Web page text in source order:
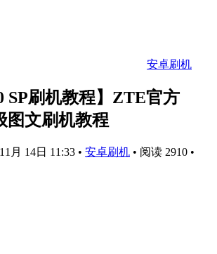
安卓刷机
SP刷机教程】ZTE官方
图文刷机教程
月 14日 11:33 • 安卓刷机 • 阅读 2910 •